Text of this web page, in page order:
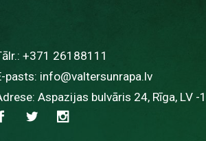
+371 26188111
pasts: info@valtersunrapa.lv
Aspazijas bulvāris 24, Rīga, LV -